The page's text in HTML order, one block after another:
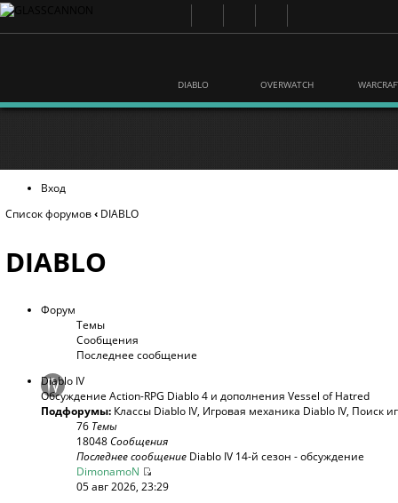
DIABLO OVERWATCH
Вход
Список форумов‹ DIABLO
DIABLO
Форум
Темы
Сообщения
Последнее сообщение
Diablo IV
Обсуждение Action-RPG Diablo 4 и дополнения Vessel of Hatred
Подфорумы: Классы Diablo IV, Игровая механика Diablo IV, Поиск
76 Темы
18048Сообщения
Последнее сообщение Diablo IV 14-й сезон - обсуждение
DimonamoN
05 авг 2026, 23:29